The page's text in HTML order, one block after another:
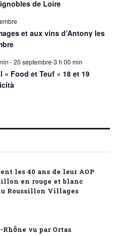
de Loire
et aux vins d’Antony les
-20 septembre-3 h 00 min
« Food et Teuf » 18 et 19
les 40 ans de leur AOP
en rouge et blanc
Roussillon Villages
vu par Ortas